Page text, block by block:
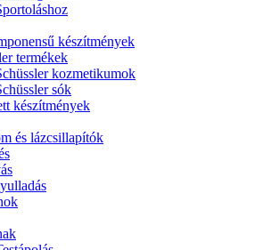
készítmények
termékek
kozmetikumok
sók
készítmények
és lázcsillapítók